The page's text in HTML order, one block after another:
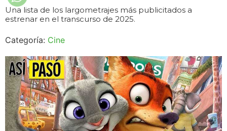
Una lista de los largometrajes más publicitados a
estrenar en el transcurso de 2025.
Categoría: Cine